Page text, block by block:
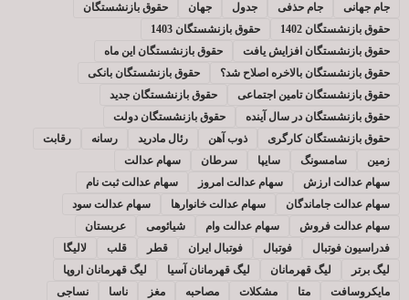
جام جهانی
جام حذفی جدول جهان
حقوق بازنشستگان
حقوق بازنشستگان 1402
حقوق بازنشستگان 1403
حقوق بازنشستگان افزایش یافت
حقوق بازنشستگان این ماه
حقوق بازنشستگان بالاخره اصلاح شد؟
حقوق بازنشستگان بانکی
حقوق بازنشستگان تامین اجتماعی
حقوق بازنشستگان جدید
حقوق بازنشستگان در سال آینده
حقوق بازنشستگان دولت
حقوق بازنشستگان کارگری
ذوب آهن رئال مادرید رسانه
رقابت
زمین
سامسونگ سایپا سرطان
سهام عدالت
سهام عدالت ارزش
سهام عدالت امروز
سهام عدالت ثبت نام
سهام عدالت جاماندگان
سهام عدالت خانوارها
سهام عدالت سود
سهام عدالت فروش
سهام عدالت وام شیائومی
عربستان
فدراسیون فوتبال
فوتبال فوتبال ایران قطر قلب
لالیگا
لیگ برتر
لیگ قهرمانان لیگ قهرمانان آسیا
لیگ قهرمانان اروپا
مایکروسافت
متا مشکلات مصاحبه مغز ناسا
نساجی